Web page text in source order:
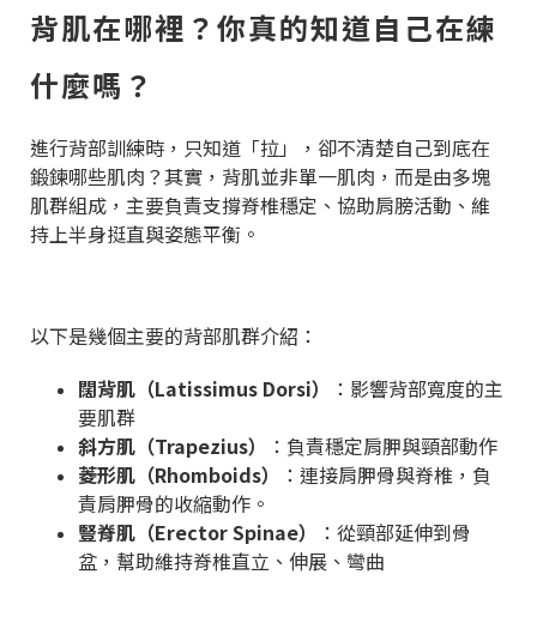
背肌在哪裡？你真的知道自己在練
什麼嗎？
進行背部訓練時，只知道「拉」，卻不清楚自己到底在
鍛鍊哪些肌肉？其實，背肌並非單一肌肉，而是由多塊
肌群組成，主要負責支撐脊椎穩定、協助肩膀活動、維
持上半身挺直與姿態平衡。
以下是幾個主要的背部肌群介紹：
闊背肌（Latissimus Dorsi）
：影響背部寬度的主
要肌群
斜方肌（Trapezius）
：負責穩定肩胛與頸部動作
菱形肌（Rhomboids）
：連接肩胛骨與脊椎，負
責肩胛骨的收縮動作。
豎脊肌（Erector Spinae）
：從頸部延伸到骨
盆，幫助維持脊椎直立、伸展、彎曲